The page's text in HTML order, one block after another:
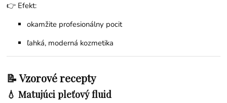
👉 Efekt:
okamžite profesionálny pocit
ľahká, moderná kozmetika
📝 Vzorové recepty
💧 Matujúci pleťový fluid